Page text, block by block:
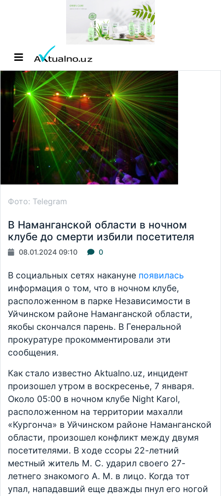
Фото: Telegram
В Наманганской области в ночном
клубе до смерти избили посетителя
08.01.2024 09:10 0
В социальных сетях накануне появилась
информация о том, что в ночном клубе,
расположенном в парке Независимости в
Уйчинском районе Наманганской области,
якобы скончался парень. В Генеральной
прокуратуре прокомментировали эти
сообщения.
Как стало известно Aktualno.uz, инцидент
произошел утром в воскресенье, 7 января.
Около 05:00 в ночном клубе Night Karol,
расположенном на территории махалли
«Кургонча» в Уйчинском районе Наманганской
области, произошел конфликт между двумя
посетителями. В ходе ссоры 22-летний
местный житель М. С. ударил своего 27-
летнего знакомого А. М. в лицо. Когда тот
упал, нападавший еще дважды пнул его ногой